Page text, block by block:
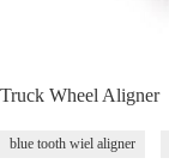
Truck Wheel Aligner
blue tooth wiel aligner